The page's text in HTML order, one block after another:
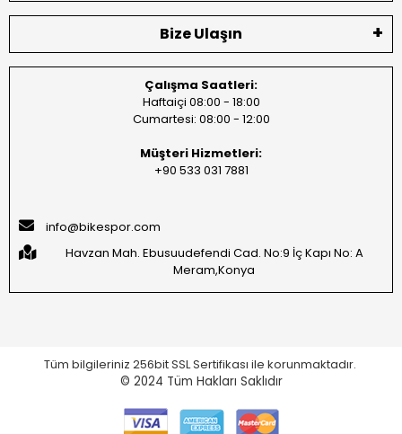
Bize Ulaşın
Çalışma Saatleri:
Haftaiçi 08:00 - 18:00
Cumartesi: 08:00 - 12:00
Müşteri Hizmetleri:
+90 533 031 7881
info@bikespor.com
Havzan Mah. Ebusuudefendi Cad. No:9 İç Kapı No: A
Meram,Konya
Tüm bilgileriniz 256bit SSL Sertifikası ile korunmaktadır.
© 2024 Tüm Hakları Saklıdır